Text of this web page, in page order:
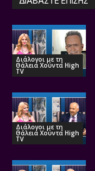
Διάλογοι με τη
Θάλεια Χούντα High
TV
Διάλογοι με τη
Θάλεια Χούντα High
TV